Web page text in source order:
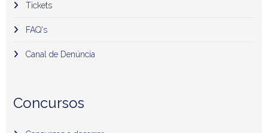
Tickets
FAQ's
Canal de Denúncia
Concursos